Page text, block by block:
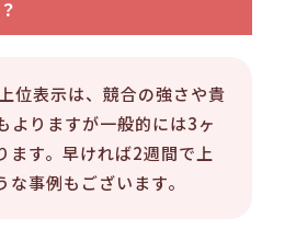
位表示は、競合の強さや貴
よりますが一般的には3ヶ
ます。早ければ2週間で上
事例もございます。